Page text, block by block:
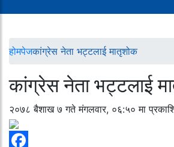
होमपेजकांग्रेस नेता भट्टलाई मातृशोक
कांग्रेस नेता भट्टलाई
२०७८ बैशाख ७ गते मंगलवार, ०६:५० मा